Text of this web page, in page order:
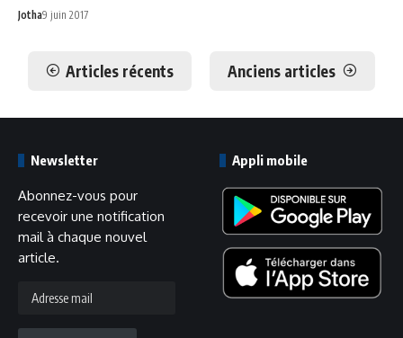
Jotha9 juin 2017
Articles récents Anciens articles
Newsletter
Abonnez-vous pour
recevoir une notification
mail à chaque nouvel
article.
mail
Appli mobile